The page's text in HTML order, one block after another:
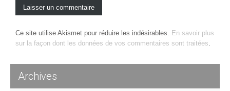
Ce site utilise Akismet pour réduire les indésirables.
En savoir plus
sur la façon dont les données de vos commentaires sont traitées
Archives